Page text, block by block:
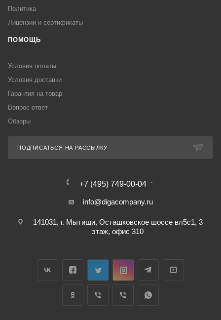
Политика
Лицензии и сертификаты
ПОМОЩЬ
Условия оплаты
Условия доставки
Гарантия на товар
Вопрос-ответ
Обзоры
ПОДПИСАТЬСЯ НА РАССЫЛКУ
+7 (495) 749-00-04
info@digacompany.ru
141031, г. Мытищи, Осташковское шоссе вл5с1, 3
этаж, офис 310